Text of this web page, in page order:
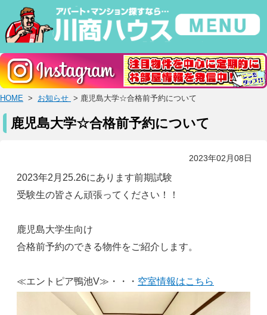
HOME > お知らせ > 鹿児島大学☆合格前予約について
鹿児島大学☆合格前予約について
2023年02月08日
2023年2月25.26にあります前期試験
受験生の皆さん頑張ってください！！
鹿児島大学生向け
合格前予約のできる物件をご紹介します。
≪エントピア鴨池V≫・・・ 空室情報はこちら